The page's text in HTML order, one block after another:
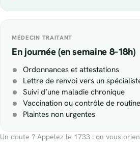
MÉDECIN TRAITANT
En journée (en semaine 8–18h)
Ordonnances et attestations
Lettre de renvoi vers un
Suivi d’une maladie chronique
Vaccination ou contrôle de routine
Plaintes non urgentes
Un doute ? Appelez le 1733 : on vous